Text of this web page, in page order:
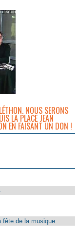
NOUS SERONS
LA PLACE JEAN
EN FAISANT UN DON !
fête de la musique